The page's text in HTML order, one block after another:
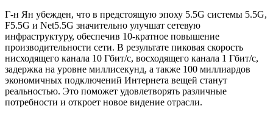
Г-н Ян убежден, что в предстоящую эпоху 5.5G системы 5.5G,
F5.5G и Net5.5G значительно улучшат сетевую
инфраструктуру, обеспечив 10-кратное повышение
производительности сети. В результате пиковая скорость
нисходящего канала 10 Гбит/с, восходящего канала 1 Гбит/с,
задержка на уровне миллисекунд, а также 100 миллиардов
экономичных подключений Интернета вещей станут
реальностью. Это поможет удовлетворять различные
потребности и откроет новое видение отрасли.